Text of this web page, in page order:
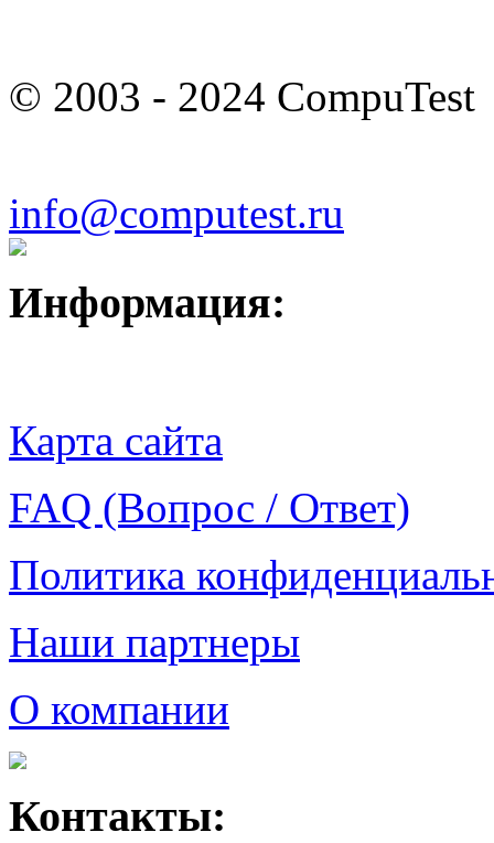
© 2003 - 2024 CompuTest
info@computest.ru
Информация:
Карта сайта
FAQ (Вопрос / Ответ)
Политика
Наши партнеры
О компании
Контакты: